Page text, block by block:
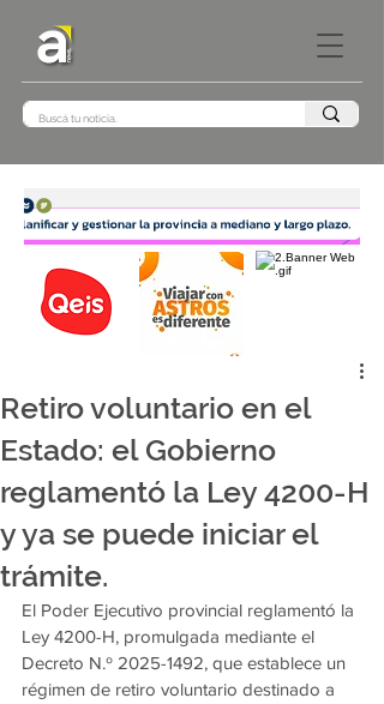
Retiro voluntario en el
Estado: el Gobierno
reglamentó la Ley 4200-H
y ya se puede iniciar el
trámite.
El Poder Ejecutivo provincial reglamentó la
Ley 4200-H, promulgada mediante el
Decreto N.º 2025-1492, que establece un
régimen de retiro voluntario destinado a